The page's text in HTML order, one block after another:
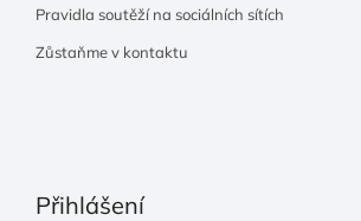
Pravidla soutěží na sociálních sítích
Zůstaňme v kontaktu
Přihlášení